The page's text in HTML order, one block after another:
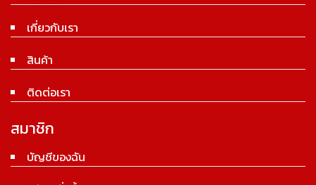
เกี่ยวกับเรา
สินค้า
ติดต่อเรา
สมาชิก
บัญชีของฉัน